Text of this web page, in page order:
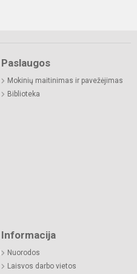
Paslaugos
Mokinių maitinimas ir pavežėjimas
Biblioteka
Informacija
Nuorodos
Laisvos darbo vietos